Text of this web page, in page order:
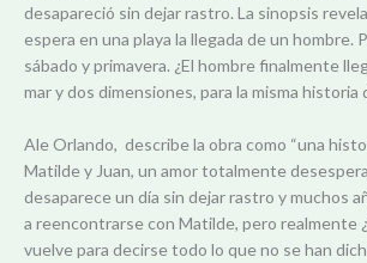
desapareció sin dejar rastro. La sinopsis
espera en una playa la llegada de un hombre.
sábado y primavera. ¿El hombre finalmente
mar y dos dimensiones, para la misma historia
Ale Orlando, describe la obra como “una
Matilde y Juan, un amor totalmente
desaparece un día sin dejar rastro y muchos
a reencontrarse con Matilde, pero realmente
vuelve para decirse todo lo que no se han